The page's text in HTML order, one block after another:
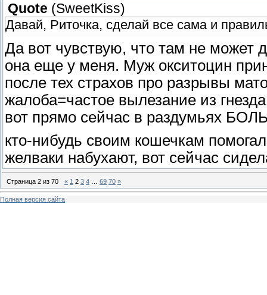
Quote (SweetKiss)
Давай, Риточка, сделай все сама и
Да вот чувствую, что там не может
она еще у меня. Муж окситоцин
после тех страхов про разрывы
жалоба=частое вылезание из
вот прямо сейчас в раздумьях
кто-нибудь своим кошечкам
желваки набухают, вот сейчас
Страница 2 из 70 « 1 2 3 4 69 70 »
Полная версия сайта